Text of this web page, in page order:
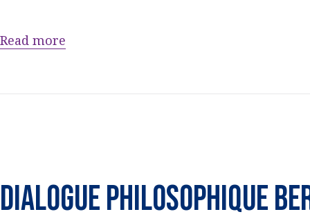
ACQUISITION DU
Read more
EVENEMENTS
CULTURELS
Dialogue Philosophique